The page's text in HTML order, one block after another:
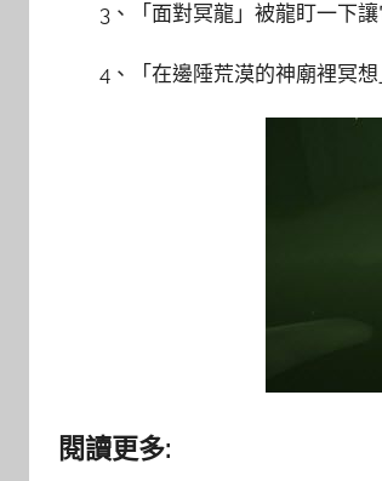
3、「面對冥龍」被龍盯一下
4、「在邊陲荒漠的神廟裡冥
閱讀更多: